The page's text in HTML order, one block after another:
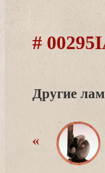
#
Другие